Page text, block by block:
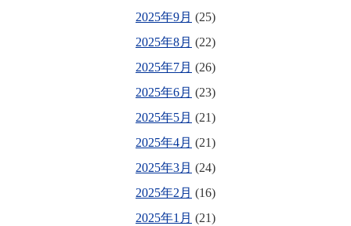
2025年9月 (25)
2025年8月 (22)
2025年7月 (26)
2025年6月 (23)
2025年5月 (21)
2025年4月 (21)
2025年3月 (24)
2025年2月 (16)
2025年1月 (21)